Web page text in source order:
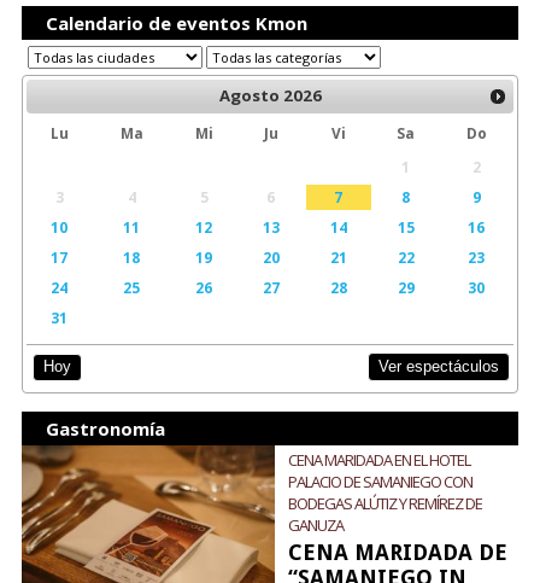
Calendario de eventos Kmon
Agosto 2026
Lu Ma Mi Ju Vi Sa
Do
1
2
3
4 5 6 7 8
9
10
11 12 13 14 15
16
17
18 19 20 21 22
23
24
25 26 27 28 29
30
31
Hoy Ver espectáculos
Gastronomía
CENA MARIDADA EN EL HOTEL
PALACIO DE SAMANIEGO CON
BODEGAS ALÚTIZ Y REMÍREZ DE
GANUZA
CENA MARIDADA DE
“SAMANIEGO IN